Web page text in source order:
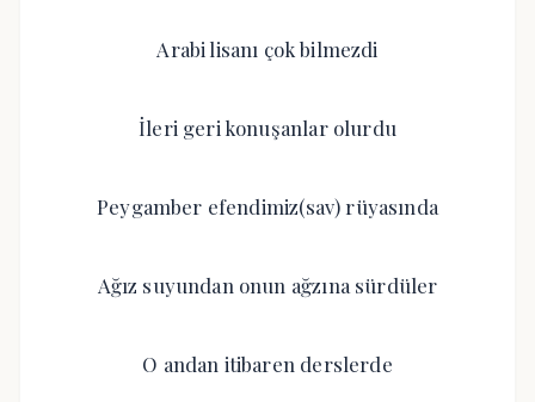
Arabi lisanı çok bilmezdi
İleri geri konuşanlar olurdu
Peygamber efendimiz(sav) rüyasında
Ağız suyundan onun ağzına sürdüler
O andan itibaren derslerde